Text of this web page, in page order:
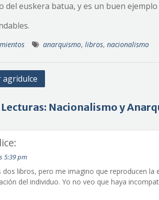
del euskera batua, y es un buen
anarquismo, libros, nacionalismo
agridulce
Nacionalismo y
5:39 pm
libros, pero me imagino que reproducen la
del individuo. Yo no veo que haya